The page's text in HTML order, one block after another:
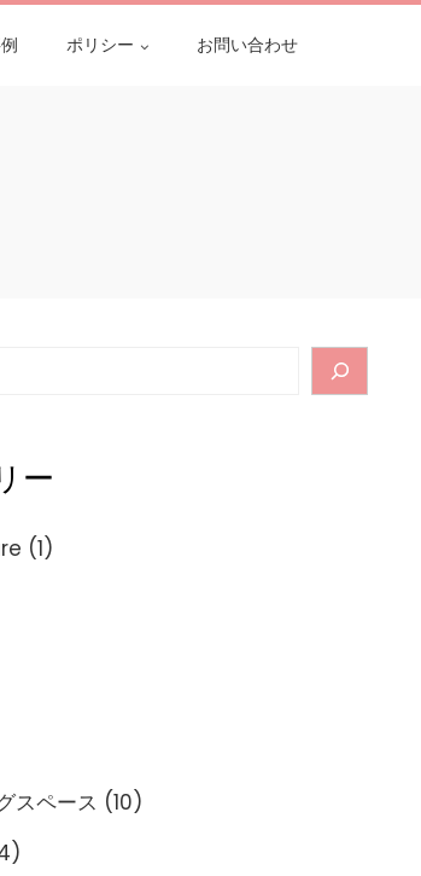
ポリシー お問い合わせ
ー
(1)
スペース (10)